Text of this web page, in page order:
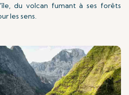
du volcan fumant à ses forêts
les sens.